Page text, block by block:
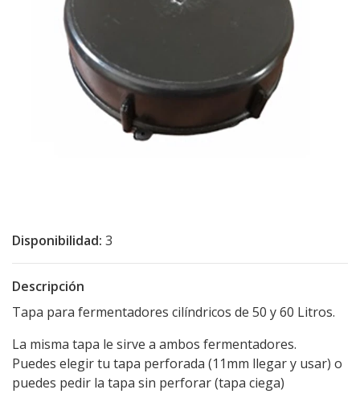
Disponibilidad: 3
Descripción
Tapa para fermentadores cilíndricos de 50 y 60 Litros.
La misma tapa le sirve a ambos fermentadores.
Puedes elegir tu tapa perforada (11mm llegar y usar) o
puedes pedir la tapa sin perforar (tapa ciega)